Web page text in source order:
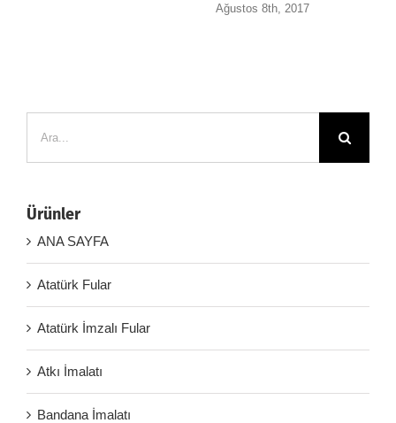
Ürünler
ANA SAYFA
Atatürk Fular
Atatürk İmzalı Fular
Atkı İmalatı
Bandana İmalatı